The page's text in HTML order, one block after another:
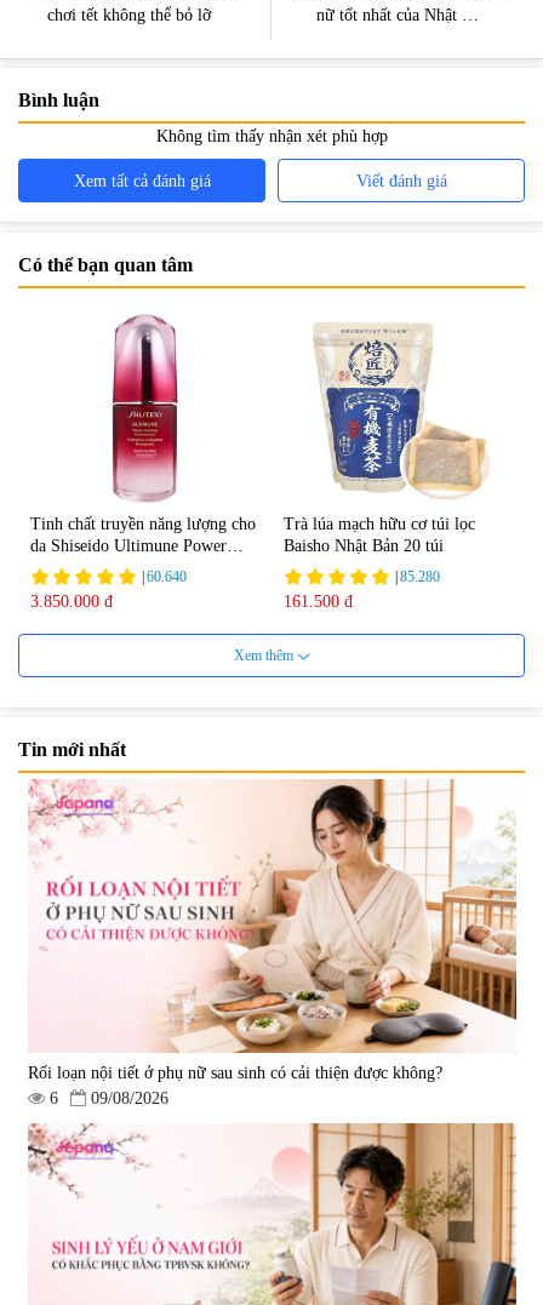
chơi tết không thể bỏ lỡ
nữ tốt nhất của Nhật Bản
Bình luận
Không tìm thấy nhận xét phù hợp
Xem tất cả đánh giá Viết đánh giá
Có thể bạn quan tâm
Tinh chất truyền năng lượng cho
da Shiseido Ultimune Power
75ml
60.640
3.850.000 đ
Trà lúa mạch hữu cơ túi lọc
Baisho Nhật Bản 20 túi
85.280
161.500 đ
Viên uống bổ não Ribeto Shoji
Ichoha Ekisu Plus - 90 viên
57.920
1.450.000 đ
Viên nang uống cải thiện thị lực,
trí nhớ DHA + EPA + Flaxseed
Oil 30 viên/gói - Date 02/2027
|52.346
225.000 đ
Tẩy tế bào chết Nichiei Bussan
Nano NMN+ Peeling Gel
1.490.000 đ
Viên uống hỗ trợ bền thành
mạch, ngừa tai biến Elastin Plus
& Nattokinase Hokoen 80 viên
|0
980.000 đ
Xem thêm
Tin mới nhất
Rối loạn nội tiết ở phụ nữ sau sinh có cải thiện được không?
6
09/08/2026